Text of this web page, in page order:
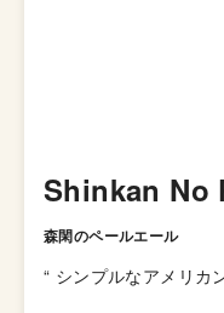
Shinkan No
森閑のペールエール
“ シンプルなアメリカ